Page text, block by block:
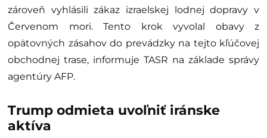
zároveň vyhlásili zákaz izraelskej lodnej dopravy v
Červenom mori. Tento krok vyvolal obavy z
opätovných zásahov do prevádzky na tejto kľúčovej
obchodnej trase, informuje TASR na základe správy
agentúry AFP.
Trump odmieta uvoľniť iránske
aktíva